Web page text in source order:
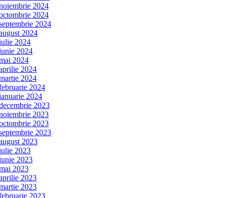
2024
2024
2024
2024
2024
2024
2024
2024
2024
2024
2024
2023
2023
2023
2023
2023
2023
2023
2023
2023
2023
2023